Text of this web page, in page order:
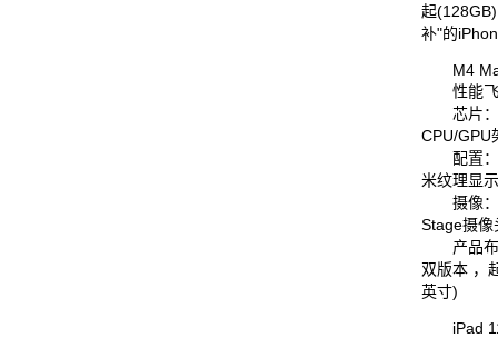
起
补"的
M4
性能飞
芯片：
CPU/GPU
配置：
米纹理显
摄像：
Stage摄像
产品布
双版本 ，
英寸)
iPad